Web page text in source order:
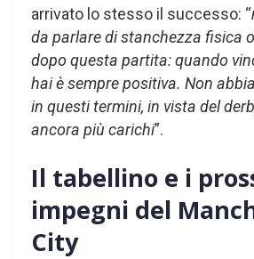
arrivato lo stesso il successo: “
da parlare di stanchezza fisica
dopo questa partita: quando
hai è sempre positiva. Non
in questi termini, in vista del
ancora più carichi”.
Il tabellino e i
impegni del
City